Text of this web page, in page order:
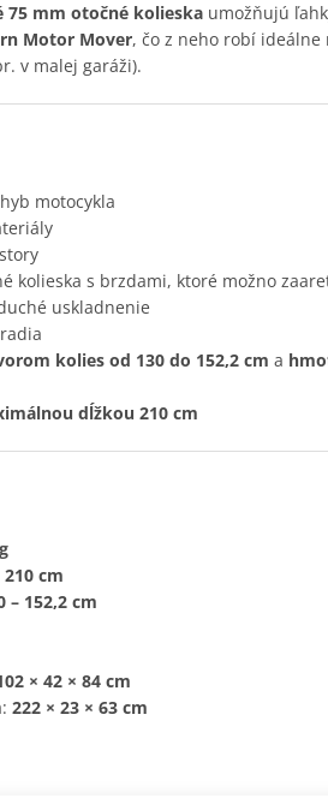
75 mm otočné kolieska umožňujú
Motor Mover, čo z neho robí
v malej garáži).
motocykla
kolieska s brzdami, ktoré možno
uskladnenie
kolies od 130 do 152,2 cm a
dĺžkou 210 cm
210 cm
– 152,2 cm
× 42 × 84 cm
222 × 23 × 63 cm